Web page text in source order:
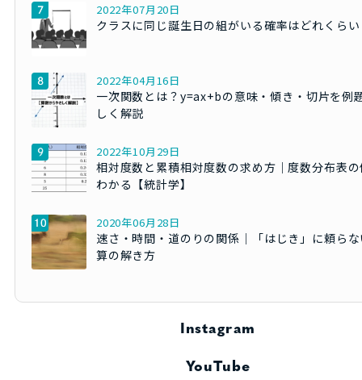
2022年07月20日
クラスに同じ誕生日の組がいる確率はどれくら
2022年04月16日
一次関数とは？y=ax+bの意味・傾き・切片を例
しく解説
2022年10月29日
相対度数と累積相対度数の求め方｜度数分布表
わかる【統計学】
2020年06月28日
速さ・時間・道のりの関係｜「はじき」に頼ら
算の解き方
Instagram
YouTube